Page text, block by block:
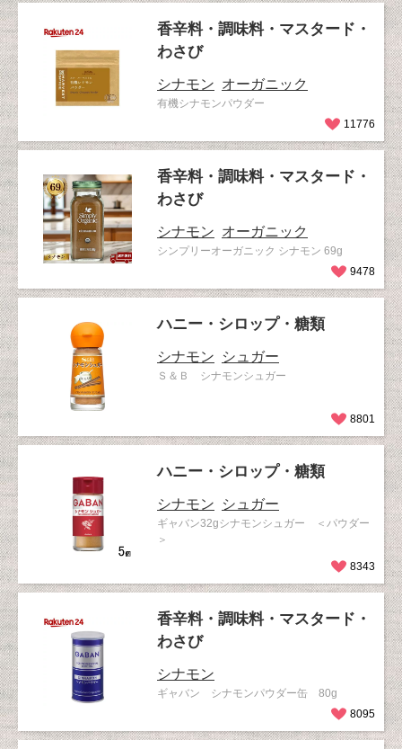
香辛料・調味料・マスタード・
わさび
シナモン オーガニック
有機シナモンパウダー
11776
香辛料・調味料・マスタード・
わさび
シナモン オーガニック
シンプリーオーガニック シナモン 69g
9478
ハニー・シロップ・糖類
シナモン シュガー
Ｓ＆Ｂ シナモンシュガー
8801
ハニー・シロップ・糖類
シナモン シュガー
ギャバン32gシナモンシュガー ＜パウダー
＞
8343
香辛料・調味料・マスタード・
わさび
シナモン
ギャバン シナモンパウダー缶 80g
8095